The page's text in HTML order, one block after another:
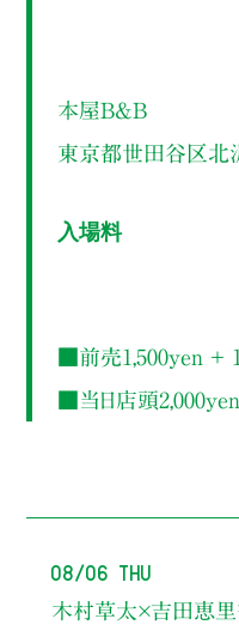
本屋B&B
東京都世田谷区北
入場料
■前売1,500yen ＋
■当日店頭
08/06 Thu
木村草太×吉田恵